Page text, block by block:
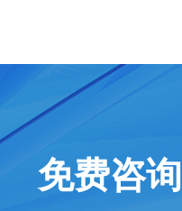
免费咨询